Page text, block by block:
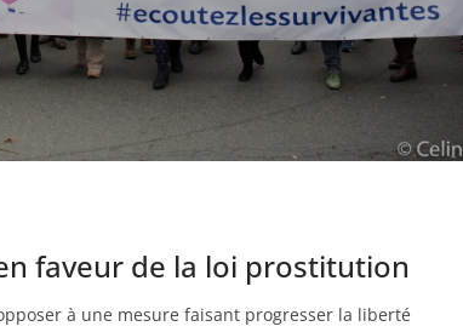
faveur de la loi prostitution
à une mesure faisant progresser la liberté